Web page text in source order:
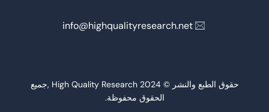
info@highqualityresearch.net
حقوق الطبع والنشر © 2024 High Quality Research ,جميع
الحقوق محفوظة.